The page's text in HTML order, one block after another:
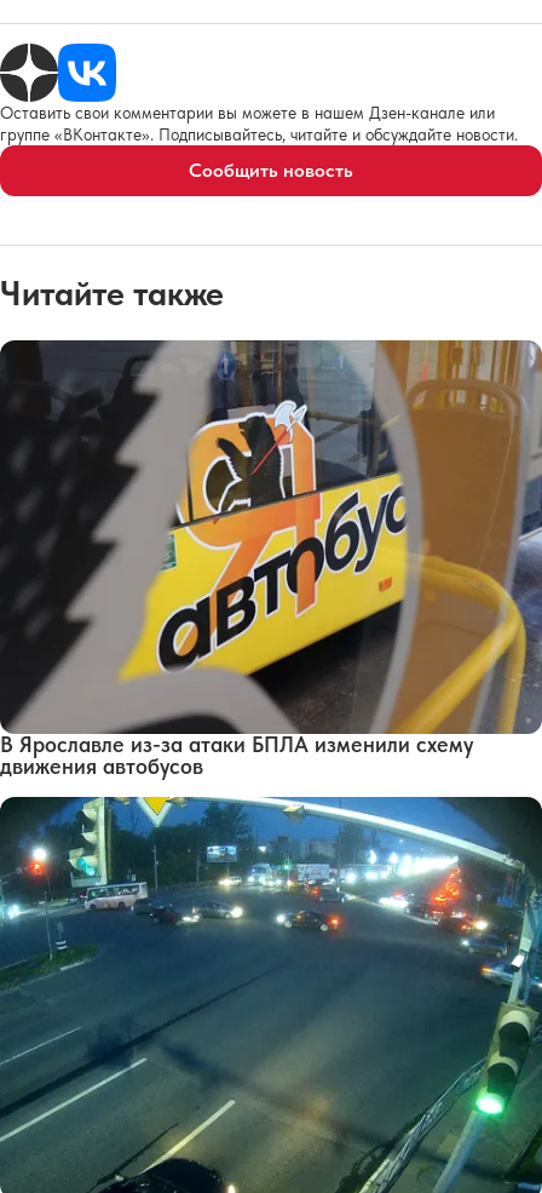
Оставить свои комментарии вы можете в нашем Дзен-канале или
группе «ВКонтакте». Подписывайтесь, читайте и обсуждайте новости.
Сообщить новость
Читайте также
В Ярославле из-за атаки БПЛА изменили схему
движения автобусов